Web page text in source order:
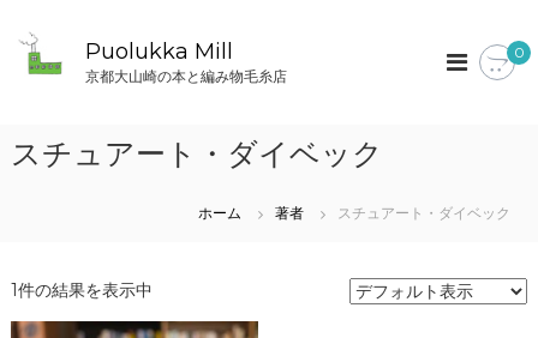
ス
Puolukka Mill
京都大山崎の本と編み物毛糸店
0
スチュアート・ダイベック
ホーム 著者 スチュアート・ダイベック
1件の結果を表示中